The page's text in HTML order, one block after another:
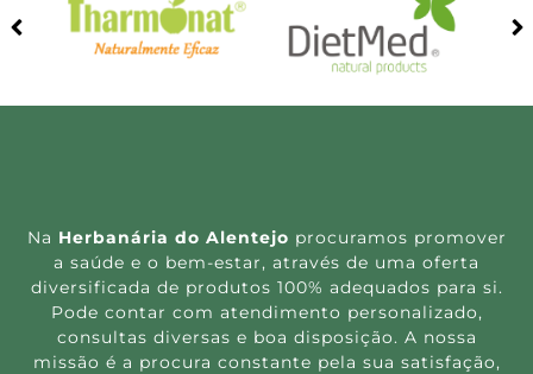
Na Herbanária do Alentejo procuramos promover
a saúde e o bem-estar, através de uma oferta
diversificada de produtos 100% adequados para si.
Pode contar com atendimento personalizado,
consultas diversas e boa disposição. A nossa
missão é a procura constante pela sua satisfação,